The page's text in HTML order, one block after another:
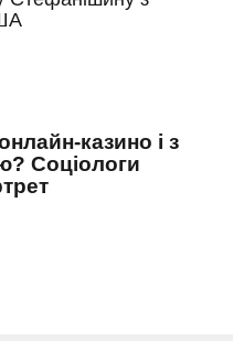
казино і з
Соціологи